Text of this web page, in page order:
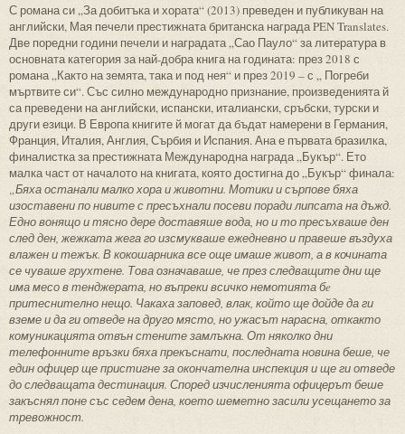
С романа си „За добитъка и хората“ (2013) преведен и публикуван на
английски, Мая печели престижната британска награда PEN Translates.
Две поредни години печели и наградата „Сао Пауло“ за литература в
основната категория за най-добра книга на годината: през 2018 с
романа „Както на земята, така и под нея“ и през 2019 – с „ Погреби
мъртвите си“. Със силно международно признание, произведенията й
са преведени на английски, испански, италиански, сръбски, турски и
други езици. В Европа книгите й могат да бъдат намерени в Германия,
Франция, Италия, Англия, Сърбия и Испания. Ана е първата бразилка,
финалистка за престижната Международна награда „Букър“. Ето
малка част от началото на книгата, която достигна до „Букър“ финала:
„Бяха останали малко хора и животни. Мотики и сърпове бяха
изоставени по нивите с пресъхнали посеви поради липсата на дъжд.
Едно вонящо и тясно дере доставяше вода, но и то пресъхваше ден
след ден, жежката жега го изсмукваше ежедневно и правеше въздуха
влажен и тежък. В кокошарника все още имаше живот, а в кочината
се чувашегрухтене. Това означаваше, че през следващите дни ще
има месо в тенджерата, но въпреки всичко немотията бe
притеснително нещо. Чакаха заповед, влак, който ще дойде да ги
вземе и да ги отведе на друго място, но ужасът нарасна, откакто
комуникацията отвън стените замлъкна. От няколко дни
телефонните връзки бяха прекъснати, последната новина беше, че
един офицер ще пристигне за окончателна инспекция и ще ги отведе
до следващата дестинация. Според изчисленията офицерът беше
закъснял поне със седем дена, което шеметно засили усещането за
тревожност.